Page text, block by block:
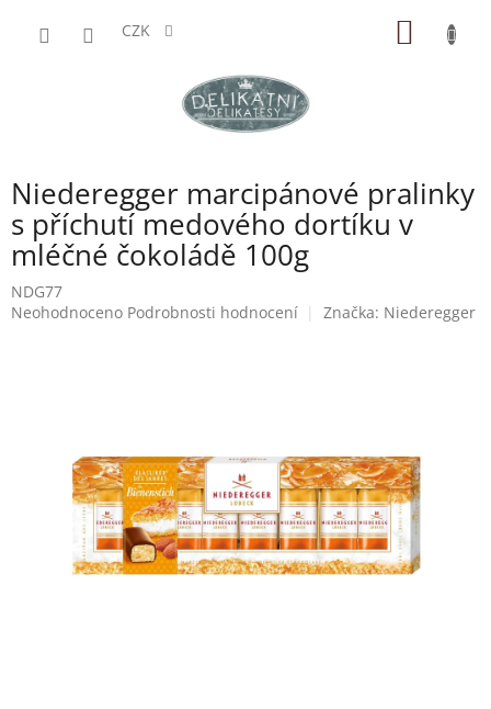
CZK
Niederegger marcipánové pralinky
s příchutí medového dortíku v
mléčné čokoládě 100g
NDG77
Průměrné
hvězdiček.
Neohodnoceno Podrobnosti hodnocení Značka: Niederegger